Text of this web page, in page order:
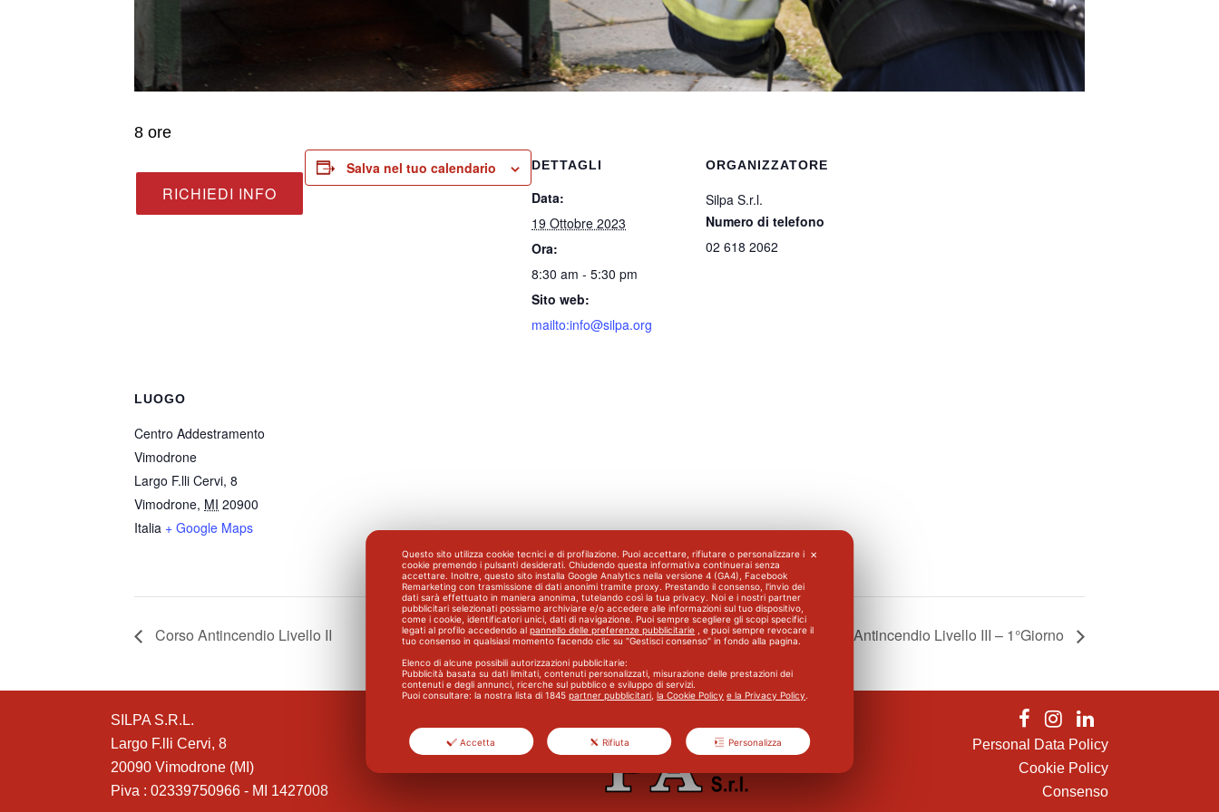
8 ore
RICHIEDI INFO
Salva nel tuo calendario DETTAGLI
Data:
19 Ottobre 2023
Ora:
8:30 am - 5:30 pm
Sito web:
mailto:info@silpa.org
ORGANIZZATORE
Silpa S.r.l.
Numero di telefono
02 618 2062
LUOGO
Centro Addestramento
Vimodrone
Largo F.lli Cervi, 8
Vimodrone, MI 20900
Italia + Google Maps
Corso Antincendio Livello II Corso Antincendio Livello III – 1°Giorno
SILPA S.R.L.
Largo F.lli Cervi, 8
20090 Vimodrone (MI)
Piva : 02339750966 - MI 1427008
Personal Data Policy
Cookie Policy
Consenso
✕
Questo sito utilizza cookie tecnici e di profilazione. Puoi accettare, rifiutare o personalizzare i
cookie premendo i pulsanti desiderati. Chiudendo questa informativa continuerai senza
accettare. Inoltre, questo sito installa Google Analytics nella versione 4 (GA4), Facebook
Remarketing con trasmissione di dati anonimi tramite proxy. Prestando il consenso, l'invio dei
dati sarà effettuato in maniera anonima, tutelando così la tua privacy. Noi e i nostri partner
pubblicitari selezionati possiamo archiviare e/o accedere alle informazioni sul tuo dispositivo,
come i cookie, identificatori unici, dati di navigazione. Puoi sempre scegliere gli scopi specifici
legati al profilo accedendo alpannello delle preferenze pubblicitarie , e puoi sempre revocare il
tuo consenso in qualsiasi momento facendo clic su "Gestisci consenso" in fondo alla pagina.
Elenco di alcune possibili autorizzazioni pubblicitarie:
Pubblicità basata su dati limitati, contenuti personalizzati, misurazione delle prestazioni dei
contenuti e degli annunci, ricerche sul pubblico e sviluppo di servizi.
Puoi consultare: la nostra lista di1845 partner pubblicitari ,la Cookie Policy e la Privacy Policy.
Accetta Rifiuta Personalizza